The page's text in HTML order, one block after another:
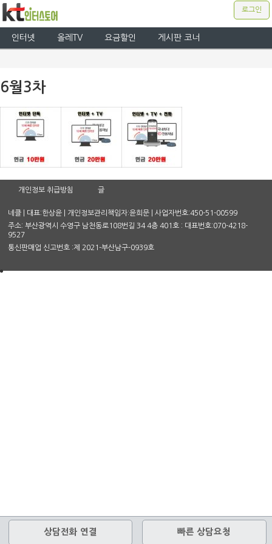
로그인
인터넷 올레TV 요금할인 게시판 코너
6월3차
개인정보 취급방침 글
네클 | 대표:한상윤 | 개인정보관리책임자:윤희문 | 사업자번호:450-51-00599
주소: 부산광역시 수영구 남천동로108번길 34 4층 401호 : 대표번호:070-4218-
9527
통신판매업 신고번호 :제 2021-부산남구-0939호
상담전화 연결 빠른 상담요청